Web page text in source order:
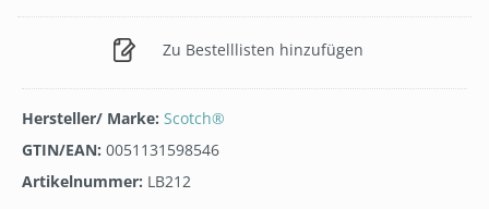
Zu Bestelllisten hinzufügen
Hersteller/ Marke: Scotch®
GTIN/EAN: 0051131598546
Artikelnummer: LB212